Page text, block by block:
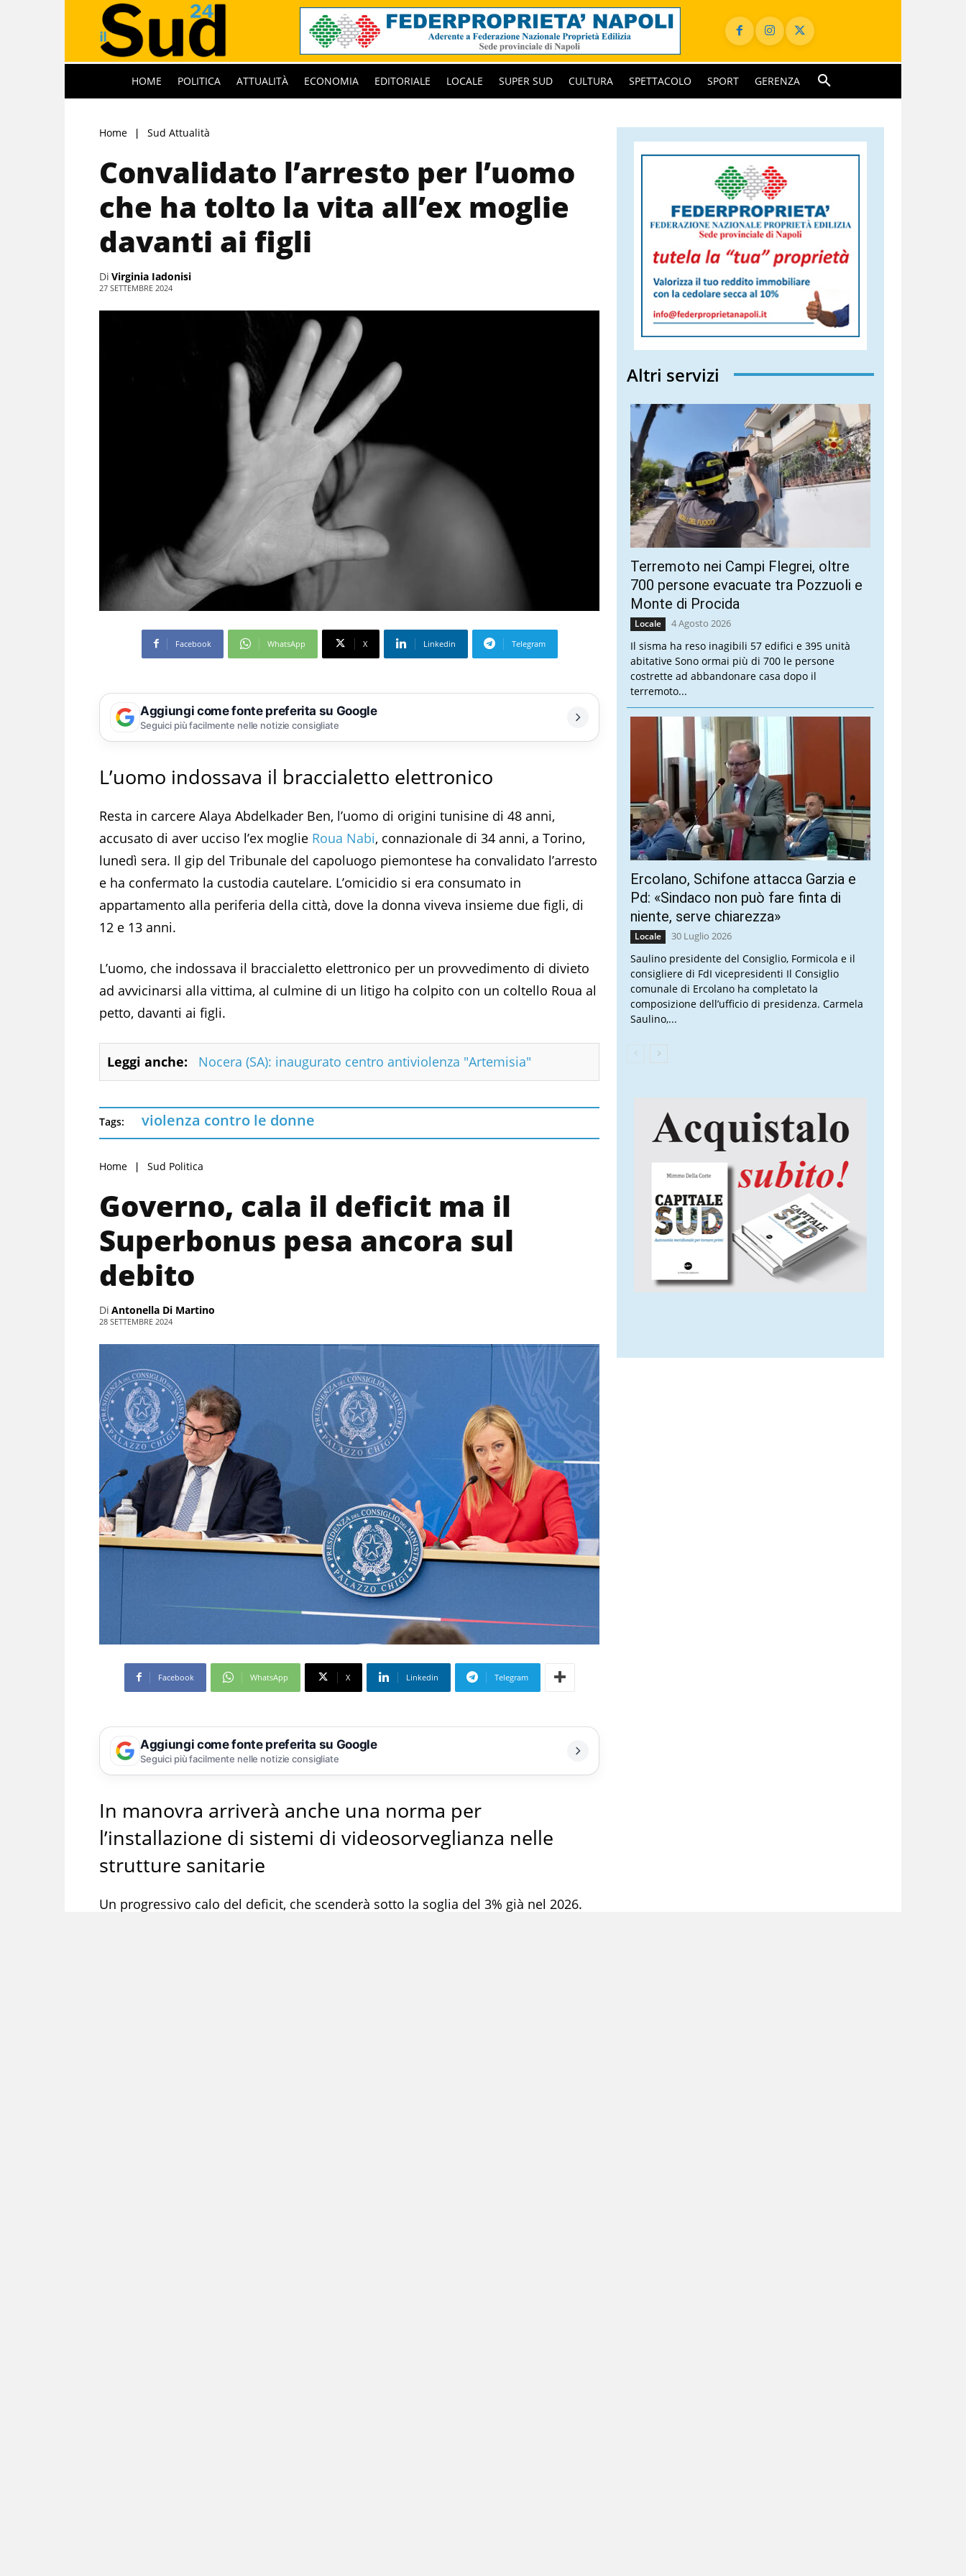
HOME POLITICA ATTUALITÀ ECONOMIA EDITORIALE LOCALE SUPER SUD CULTURA SPETTACOLO SPORT GERENZA
Home Sud Attualità
Convalidato l’arresto per l’uomo
che ha tolto la vita all’ex moglie
davanti ai figli
Di Virginia Iadonisi
27 SETTEMBRE 2024
Facebook WhatsApp X Linkedin Telegram
Aggiungi come fonte preferita su Google
Seguici più facilmente nelle notizie consigliate
L’uomo indossava il braccialetto elettronico
Resta in carcere Alaya Abdelkader Ben, l’uomo di origini tunisine di 48 anni,
accusato di aver ucciso l’ex moglie Roua Nabi, connazionale di 34 anni, a Torino,
lunedì sera. Il gip del Tribunale del capoluogo piemontese ha convalidato l’arresto
e ha confermato la custodia cautelare. L’omicidio si era consumato in
appartamento alla periferia della città, dove la donna viveva insieme due figli, di
12 e 13 anni.
L’uomo, che indossava il braccialetto elettronico per un provvedimento di divieto
ad avvicinarsi alla vittima, al culmine di un litigo ha colpito con un coltello Roua al
petto, davanti ai figli.
Leggi anche: Nocera (SA): inaugurato centro antiviolenza "Artemisia"
Tags: violenza contro le donne
Home Sud Politica
Governo, cala il deficit ma il
Superbonus pesa ancora sul
debito
Di Antonella Di Martino
28 SETTEMBRE 2024
Facebook WhatsApp X Linkedin Telegram
Aggiungi come fonte preferita su Google
Seguici più facilmente nelle notizie consigliate
In manovra arriverà anche una norma per
l’installazione di sistemi di videosorveglianza nelle
strutture sanitarie
Un progressivo calo del deficit, che scenderà sotto la soglia del 3% già nel 2026.
Altri servizi
Terremoto nei Campi Flegrei, oltre
700 persone evacuate tra Pozzuoli e
Monte di Procida
Locale 4 Agosto 2026
Il sisma ha reso inagibili 57 edifici e 395 unità
abitative Sono ormai più di 700 le persone
costrette ad abbandonare casa dopo il
terremoto...
Ercolano, Schifone attacca Garzia e
Pd: «Sindaco non può fare finta di
niente, serve chiarezza»
Locale 30 Luglio 2026
Saulino presidente del Consiglio, Formicola e il
consigliere di FdI vicepresidenti Il Consiglio
comunale di Ercolano ha completato la
composizione dell’ufficio di presidenza. Carmela
Saulino,...